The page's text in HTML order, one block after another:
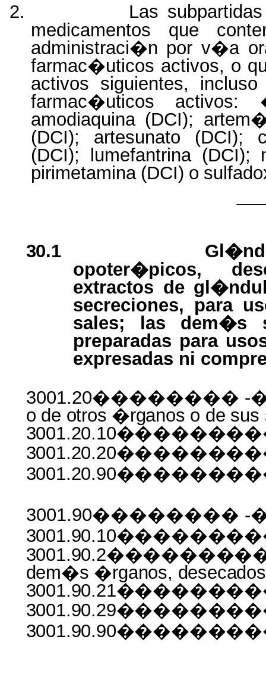
2.
Las subpartidas
medicamentos
que
administraci�n por v�a
farmac�uticos activos, o
activos siguientes,
farmac�uticos
amodiaquina (DCI);
(DCI); artesunato (DCI);
(DCI); lumefantrina (DCI);
pirimetamina (DCI) o
30.1
opoter�picos,
extractos de
secreciones, para
sales; las dem�s
preparadas para
expresadas ni
3001.20��������
o de otros �rganos o de sus
3001.90�������� -
dem�s �rganos,